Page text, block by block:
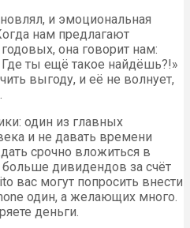
и эмоциональная
нам предлагают
она говорит нам:
ты ещё такое найдёшь?!»
выгоду, и её не волнует,
один из главных
и не давать времени
срочно вложиться в
дивидендов за счёт
вас могут попросить внести
один, а желающих много.
деньги.